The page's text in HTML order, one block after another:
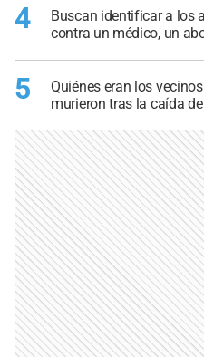
4
Buscan identificar a los
contra un médico, un
5
Quiénes eran los
murieron tras la caída